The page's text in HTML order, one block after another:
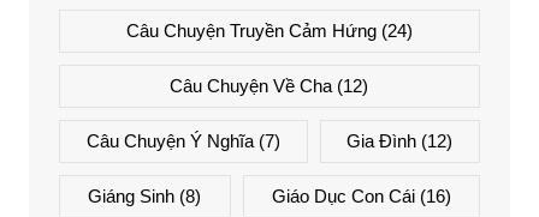
Câu Chuyện Truyền Cảm Hứng(24)
Câu Chuyện Về Cha (12)
Câu Chuyện Ý Nghĩa(7) Gia Đình (12)
Giáng Sinh (8) Giáo Dục Con Cái(16)